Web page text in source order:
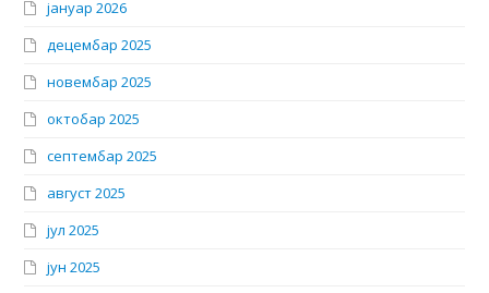
јануар 2026
децембар 2025
новембар 2025
октобар 2025
септембар 2025
август 2025
јул 2025
јун 2025